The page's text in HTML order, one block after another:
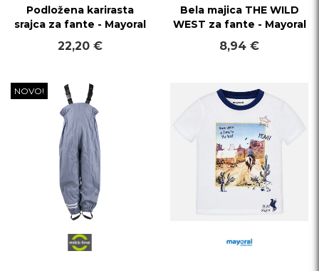
Podložena karirasta
srajca za fante - Mayoral
22,20 €
Bela majica THE WILD
WEST za fante - Mayoral
8,94 €
NOVO!